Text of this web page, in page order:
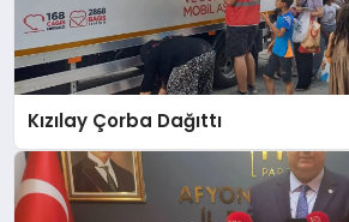
Kızılay Çorba Dağıttı